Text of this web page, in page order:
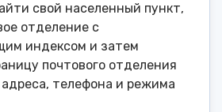
свой населенный пункт,
отделение с
индексом и затем
почтового отделения
телефона и режима